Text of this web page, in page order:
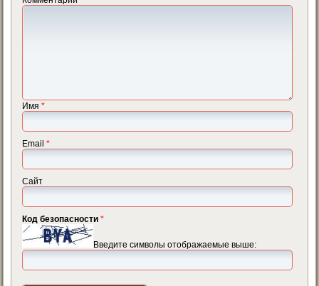
Имя*
Email*
Сайт
Код безопасности*
Введите символы отображаемые выше: